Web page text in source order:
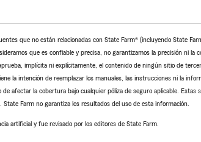
que no están relacionadas con State Farm® (incluyendo State
que es confiable y precisa, no garantizamos la precisión ni la
implícita ni explícitamente, el contenido de ningún sitio de
la intención de reemplazar los manuales, las instrucciones ni la
afectar la cobertura bajo cualquier póliza de seguro aplicable. Estas
Farm no garantiza los resultados del uso de esta información.
artificial y fue revisado por los editores de State Farm.